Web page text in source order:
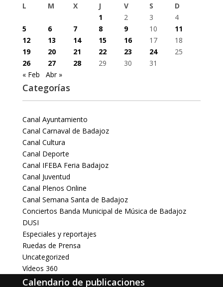
L
M X J V S
D
1
2 3
4
5
6 7 8 9 10
11
12
13 14 15 16 17
18
19
20 21 22 23 24
25
26
27 28 29 30
31
« Feb
Abr »
Categorías
Canal Ayuntamiento
Canal Carnaval de Badajoz
Canal Cultura
Canal Deporte
Canal IFEBA Feria Badajoz
Canal Juventud
Canal Plenos Online
Canal Semana Santa de Badajoz
Conciertos Banda Municipal de Música de Badajoz
DUSI
Especiales y reportajes
Ruedas de Prensa
Uncategorized
Vídeos 360
Calendario de publicaciones